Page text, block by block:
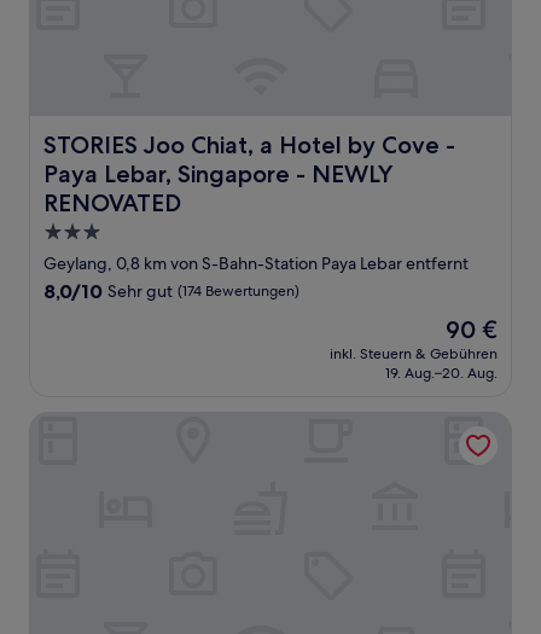
STORIES Joo Chiat, a Hotel by Cove -
Paya Lebar, Singapore - NEWLY
RENOVATED
STORIES Joo Chiat, a Hotel by Cove - Paya Lebar,
3.0-
Sterne-
Unterkunft
Geylang, 0,8 km von S-Bahn-Station Paya Lebar entfernt
8.0
Bewertungen)
8,0/10 Sehr gut (174 Bewertungen)
Der
Preis
beträgt
90 €
inkl. Steuern & Gebühren
19. Aug.–20. Aug.